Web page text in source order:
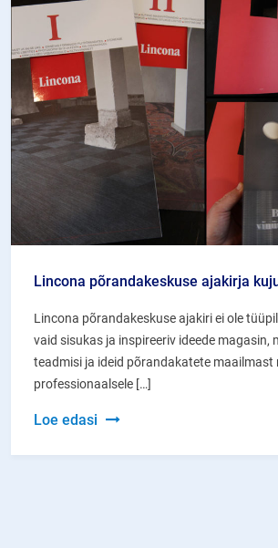
kujundamine
Lincona põrandakeskuse ajakirja
Lincona põrandakeskuse ajakiri ei ole
vaid sisukas ja inspireeriv ideede magasin,
teadmisi ja ideid põrandakatete maailmast
professionaalsele […]
Loe edasi
Lincona